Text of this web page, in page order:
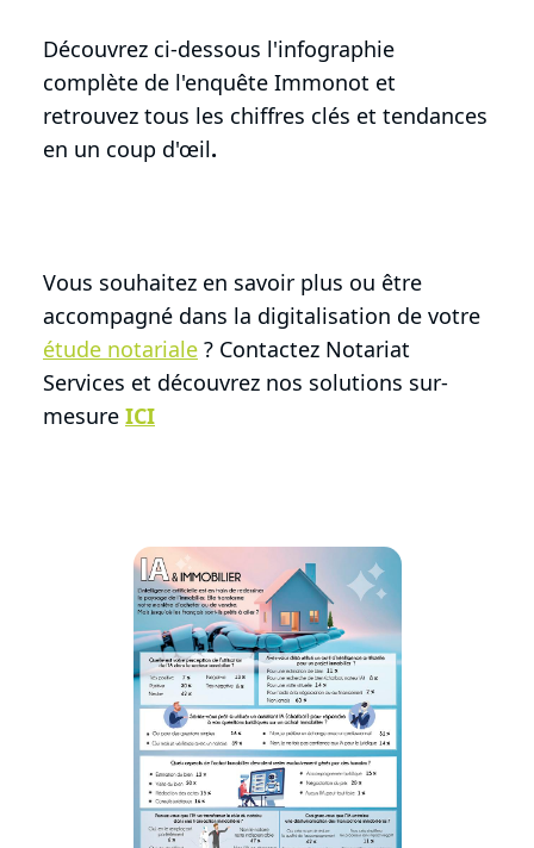
Découvrez ci-dessous l'infographie
complète de l'enquête Immonot et
retrouvez tous les chiffres clés et tendances
en un coup d'œil.
Vous souhaitez en savoir plus ou être
accompagné dans la digitalisation de votre
étude notariale ? Contactez Notariat
Services et découvrez nos solutions sur-
mesure ICI